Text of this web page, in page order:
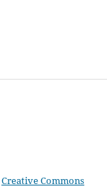
Creative Commons